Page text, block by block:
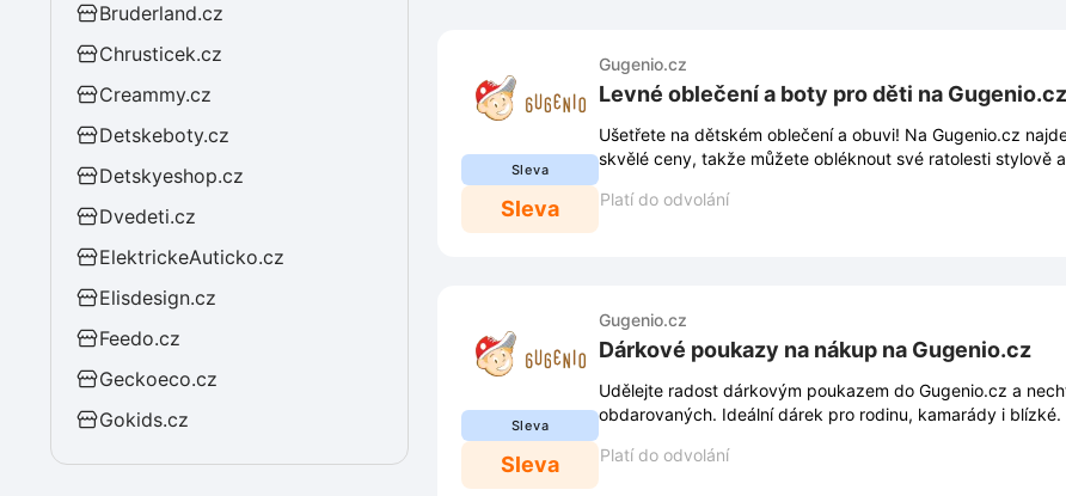
Bruderland.cz
Chrusticek.cz
Creammy.cz
Detskeboty.cz
Detskyeshop.cz
Dvedeti.cz
ElektrickeAuticko.cz
Elisdesign.cz
Feedo.cz
Geckoeco.cz
Gokids.cz
Sleva
Sleva
Gugenio.cz
Levné oblečení a boty pro děti na Gugenio.cz
Ušetřete na dětském oblečení a obuvi! Na Gugenio.cz
skvělé ceny, takže můžete obléknout své ratolesti stylově
Platí do odvolání
Sleva
Sleva
Gugenio.cz
Dárkové poukazy na nákup na Gugenio.cz
Udělejte radost dárkovým poukazem do Gugenio.cz a
obdarovaných. Ideální dárek pro rodinu, kamarády i blízké.
Platí do odvolání